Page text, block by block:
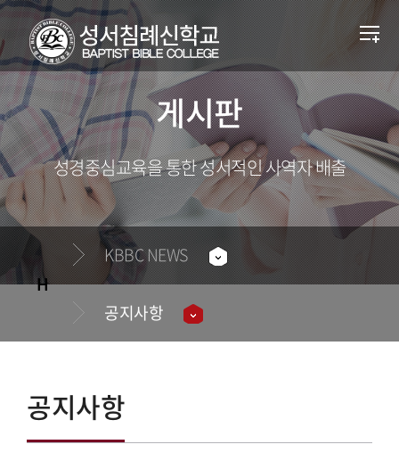
게시판
성경중심교육을 통한 성서적인 사역자 배출
KBBC NEWS
공지사항
공지사항